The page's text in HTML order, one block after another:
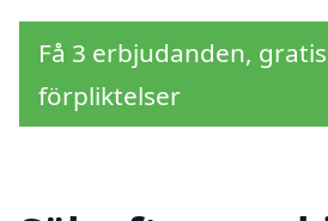
Få 3 erbjudanden,
förpliktelser